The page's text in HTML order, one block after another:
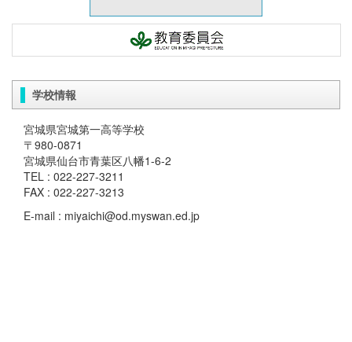
学校情報
宮城県宮城第一高等学校
〒980-0871
宮城県仙台市青葉区八幡1-6-2
TEL : 022-227-3211
FAX : 022-227-3213
E-mail : miyaichi@od.myswan.ed.jp